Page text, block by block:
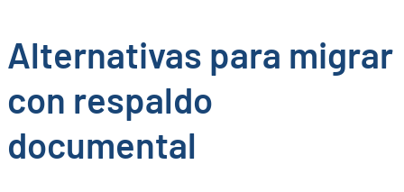
Alternativas para migrar
con respaldo
documental